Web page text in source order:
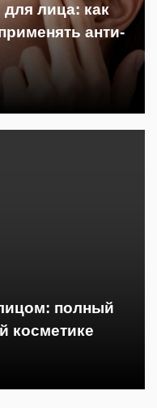
лица: как
анти-
полный
косметике